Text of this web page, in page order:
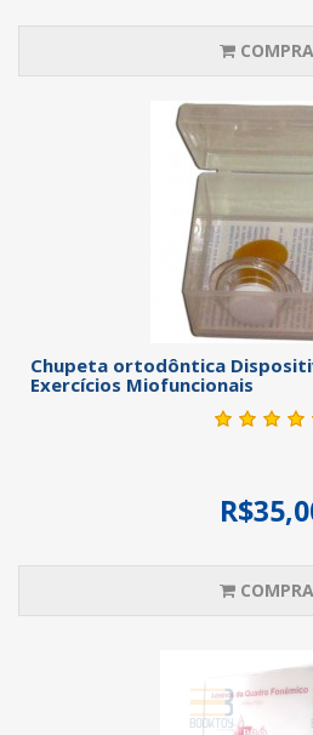
Chupeta ortodôntica
Exercícios Miofuncionais